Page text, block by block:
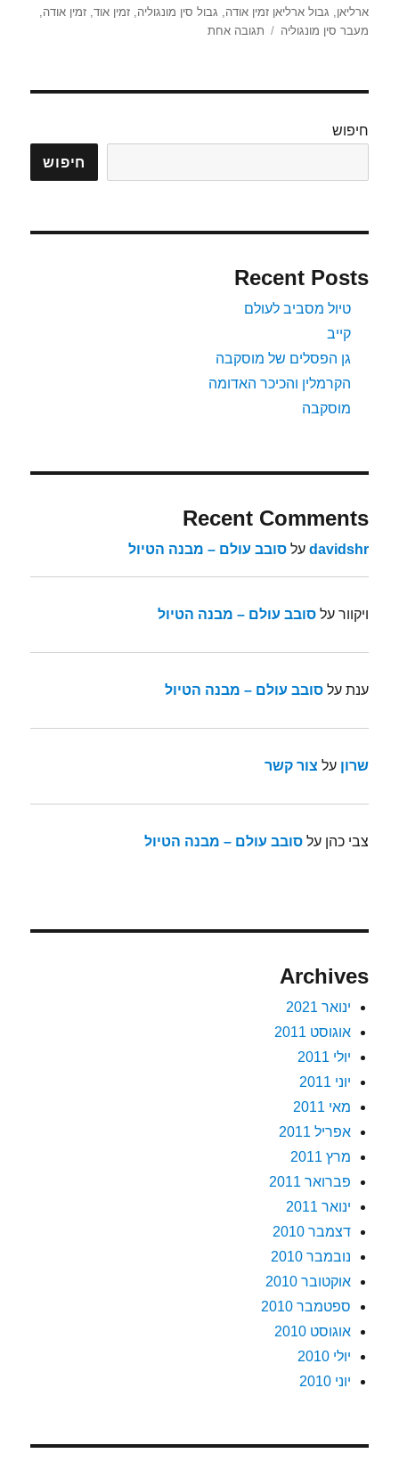
בתאריך
ארליאן, גבול ארליאן זמין אודה, גבול סין מונגוליה,זמין אוד,זמין אודה,
מעבר סין מונגוליה
תגובה אחתעל
חיפוש
חיפוש
Recent Posts
טיול מסביב לעולם
קייב
גן הפסלים של מוסקבה
הקרמלין והכיכר האדומה
מוסקבה
Recent Comments
davidshr עלסובב עולם – מבנה הטיול
ויקוור עלסובב עולם – מבנה הטיול
ענת עלסובב עולם – מבנה הטיול
שרון על צור קשר
צבי כהן עלסובב עולם – מבנה הטיול
Archives
ינואר 2021
אוגוסט 2011
יולי 2011
יוני 2011
מאי 2011
אפריל 2011
מרץ 2011
פברואר 2011
ינואר 2011
דצמבר 2010
נובמבר 2010
אוקטובר 2010
ספטמבר 2010
אוגוסט 2010
יולי 2010
יוני 2010